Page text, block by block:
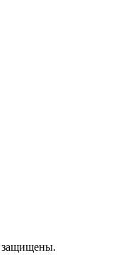
защищены.